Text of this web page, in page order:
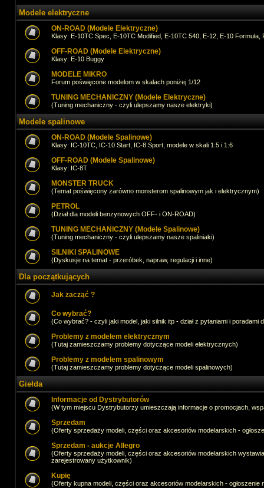
Modele elektryczne
ON-ROAD (Modele Elektryczne)
Klasy: E-10TC Spec, E-10TC Modified, E-10TC 540, E-12, E-10 Formuła,
OFF-ROAD (Modele Elektryczne)
Klasy: E-10 Buggy
MODELE MIKRO
Forum poświęcone modelom w skalach poniżej 1/12
TUNING MECHANICZNY (Modele Elektryczne)
(Tuning mechaniczny - czyli ulepszamy nasze elektryki)
Modele spalinowe
ON-ROAD (Modele Spalinowe)
Klasy: IC-10TC, IC-10 Start, IC-8 Sport, modele w skali 1:5 i 1:6
OFF-ROAD (Modele Spalinowe)
Klasy: IC-8T
MONSTER TRUCK
(Temat poświęcony zarówno monsterom spalinowym jak i elektrycznym)
PETROL
(Dział dla modeli benzynowych OFF- i ON-ROAD)
TUNING MECHANICZNY (Modele Spalinowe)
(Tuning mechaniczny - czyli ulepszamy nasze spaliniaki)
SILNIKI SPALINOWE
(Dyskusje na temat - przeróbek, napraw, regulacji i inne)
Dla początkujących
Jak zacząć ?
Co wybrać?
(Co wybrać? - czyli jaki model, jaki silnik itp - dział z pytaniami i poradami
Problemy z modelem elektrycznym
(Tutaj zamieszczamy problemy dotyczące modeli elektrycznych)
Problemy z modelem spalinowym
(Tutaj zamieszczamy problemy dotyczące modeli spalinowych)
Giełda
Informacje od Dystrybutorów
(W tym miejscu Dystrybutorzy umieszczają informacje o promocjach,
Sprzedam
(Oferty sprzedaży modeli, części oraz akcesoriów modelarskich -
Sprzedam - aukcje Allegro
(Oferty sprzedaży modeli, części oraz akcesoriów modelarskich
zarejestrowany użytkownik)
Kupię
(Oferty kupna modeli, części oraz akcesoriów modelarskich -